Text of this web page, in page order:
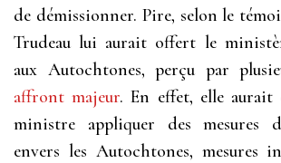
de démissionner. Pire, selon le
Trudeau lui aurait offert le
aux Autochtones, perçu par
affront majeur. En effet, elle
ministre appliquer des mesures
envers les Autochtones, mesures